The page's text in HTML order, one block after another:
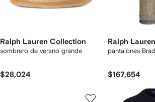
Ralph Lauren Collection
sombrero de verano grande
$28,024
Ralph
pantalones
$167,654